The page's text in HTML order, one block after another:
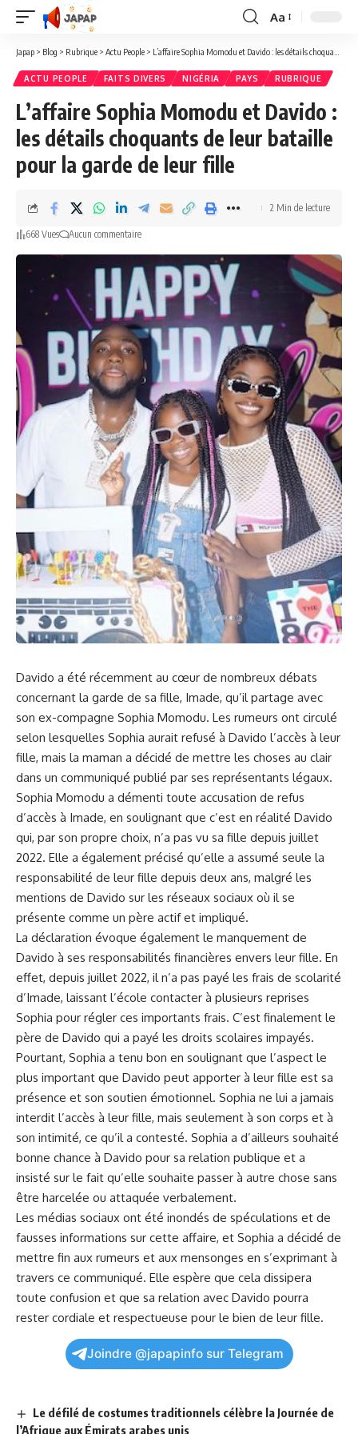
Redimensionner
la
Aa
Japap > Blog > Rubrique > Actu People > L’affaire Sophia Momodu et Davido : les détails choquants de leur bataille pour la garde de leur fille
ACTU PEOPLE FAITS DIVERS NIGÉRIA PAYS RUBRIQUE
L’affaire Sophia Momodu et Davido :
les détails choquants de leur bataille
pour la garde de leur fille
668 Vues Aucun commentaire
2 Min de lecture
Davido a été récemment​ au cœur ⁣de nombreux débats
concernant la garde de sa fille, Imade, qu’il partage avec
son ex-compagne Sophia Momodu.​ Les rumeurs ‌ont ‍circulé⁣
selon lesquelles Sophia aurait refusé à Davido l’accès à leur
fille,‍ mais la maman a décidé de mettre les choses au clair
dans un communiqué publié par ses⁣ représentants légaux.
Sophia Momodu a démenti toute accusation de refus
d’accès à ​Imade, en soulignant que c’est en réalité Davido
qui, par son propre choix, n’a ⁣pas vu ⁢sa ‌fille depuis juillet
2022. Elle⁣ a également précisé qu’elle a assumé seule la
responsabilité⁤ de leur fille depuis deux ans, malgré les
mentions de Davido sur les⁣ réseaux sociaux où ‌il se
présente⁢ comme un père actif et impliqué. ‍
La déclaration évoque également le manquement de
Davido ⁢à ses responsabilités financières envers‌ leur ⁢fille. ‌En
effet, depuis juillet 2022, il n’a pas payé les frais de scolarité
d’Imade, laissant l’école contacter à plusieurs reprises
Sophia pour régler ces ‌importants frais. C’est finalement⁣ le
père⁣ de Davido qui a payé les droits scolaires impayés.
Pourtant, Sophia a tenu bon en ​soulignant que l’aspect le
plus important que Davido peut apporter à leur fille est sa
présence et son soutien émotionnel. ​Sophia ne lui a jamais
interdit l’accès à leur fille, mais seulement à son corps et à
son intimité, ce qu’il a contesté. Sophia a d’ailleurs souhaité
bonne‌ chance à Davido pour sa relation publique et ‍a
insisté sur le fait qu’elle​ souhaite passer à autre ‍chose sans
être‌ harcelée ou⁤ attaquée verbalement.
Les médias sociaux ont été inondés de spéculations et de
fausses informations sur cette affaire, et Sophia a décidé de
mettre fin aux rumeurs et aux mensonges en s’exprimant ⁤à
travers ce communiqué. Elle espère ⁤que cela dissipera
toute confusion ​et que sa relation avec Davido ⁣pourra
rester ‌cordiale et ⁣respectueuse⁤ pour le bien⁢ de leur fille.
Joindre @japapinfo sur Telegram
Le défilé de costumes traditionnels célèbre la Journée de
l’Afrique aux Émirats arabes unis